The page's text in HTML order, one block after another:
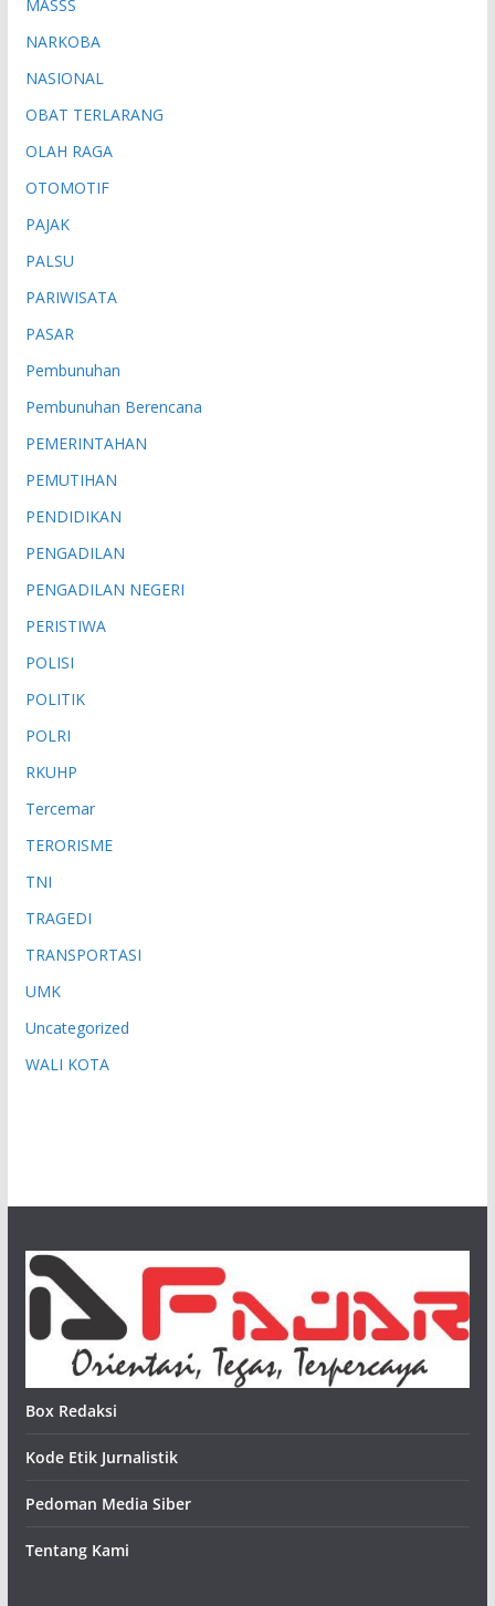
MASSS
NARKOBA
NASIONAL
OBAT TERLARANG
OLAH RAGA
OTOMOTIF
PAJAK
PALSU
PARIWISATA
PASAR
Pembunuhan
Pembunuhan Berencana
PEMERINTAHAN
PEMUTIHAN
PENDIDIKAN
PENGADILAN
PENGADILAN NEGERI
PERISTIWA
POLISI
POLITIK
POLRI
RKUHP
Tercemar
TERORISME
TNI
TRAGEDI
TRANSPORTASI
UMK
Uncategorized
WALI KOTA
Box Redaksi
Kode Etik Jurnalistik
Pedoman Media Siber
Tentang Kami